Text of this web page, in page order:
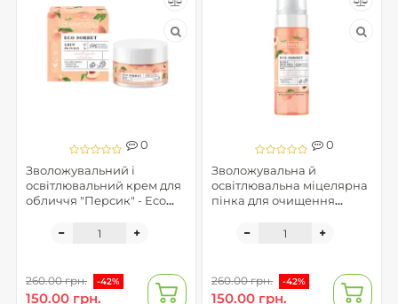
0
Зволожувальний і
освітлювальний крем для
обличчя "Персик" - Eco
260.00 грн. -42%
150.00 грн.
0
Зволожувальна й
освітлювальна міцелярна
пінка для очищення
Sorbet (пошкоджена
260.00 грн. -42%
150.00 грн.